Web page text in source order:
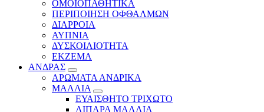
ΟΜΟΙΟΠΑΘΗΤΙΚΑ
ΠΕΡΙΠΟΙΗΣΗ ΟΦΘΑΛΜΩΝ
ΔΙΑΡΡΟΙΑ
ΑΥΠΝΙΑ
ΔΥΣΚΟΙΛΙΟΤΗΤΑ
ΕΚΖΕΜΑ
ΑΝΔΡΑΣ
ΑΡΩΜΑΤΑ ΑΝΔΡΙΚΑ
ΜΑΛΛΙΑ
ΕΥΑΙΣΘΗΤΟ ΤΡΙΧΩΤΟ
ΛΙΠΑΡΑ ΜΑΛΛΙΑ